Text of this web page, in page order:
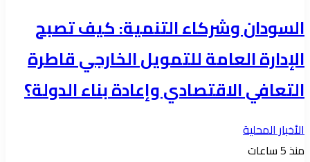
السودان وشركاء التنمية: كيف تصبح
الإدارة العامة للتمويل الخارجي قاطرة
التعافي الاقتصادي وإعادة بناء الدولة؟
الأخبار المحلية
منذ 5 ساعات